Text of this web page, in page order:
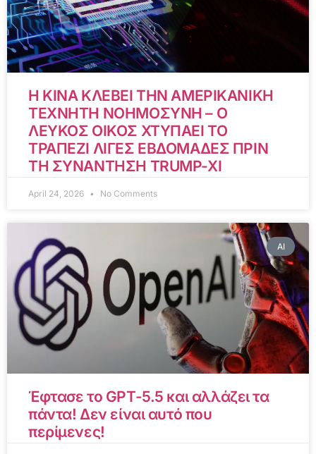
Η ΚΙΝΑ ΚΛΕΒΕΙ ΤΗΝ ΑΜΕΡΙΚΑΝΙΚΗ
ΤΕΧΝΗΤΗ ΝΟΗΜΟΣΥΝΗ – Ο
ΛΕΥΚΟΣ ΟΙΚΟΣ ΧΤΥΠΑΕΙ ΤΟ
ΤΡΑΠΕΖΙ ΛΙΓΕΣ ΕΒΔΟΜΑΔΕΣ ΠΡΙΝ
ΤΗ ΣΥΝΑΝΤΗΣΗ TRUMP-XI
April 24, 2026 No Comments
AI
Έφτασε το GPT-5.5 και αλλάζει τα
πάντα! Δεν είναι αυτό που
περίμενες!